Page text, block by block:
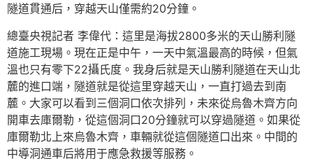
隧道貫通后，穿越天山僅需約20分鐘。
總臺央視記者 李偉代：這里是海拔2800多米的天山勝利隧
道施工現場。現在正是中午，一天中氣溫最高的時候，但氣
溫也只有零下22攝氏度。我身后就是天山勝利隧道在天山北
麓的進口端，隧道就是從這里穿越天山，一直打過去到南
麓。大家可以看到三個洞口依次排列，未來從烏魯木齊方向
開車去庫爾勒，從這個洞口20分鐘就可以穿過隧道。如果從
庫爾勒北上來烏魯木齊，車輛就從這個隧道口出來。中間的
中導洞通車后將用于應急救援等服務。